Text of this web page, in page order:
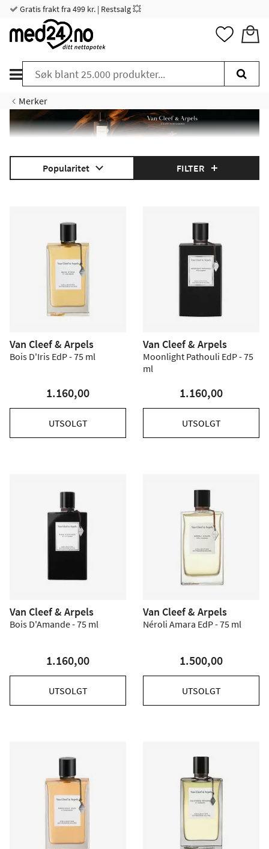
Gratis frakt fra 499 kr. | Restsalg 💥
Merker
Popularitet FILTER
Van Cleef & Arpels
Bois D'Iris EdP - 75 ml
1.160,00
UTSOLGT
Van Cleef & Arpels
Moonlight Pathouli EdP - 75
ml
1.160,00
UTSOLGT
Van Cleef & Arpels
Bois D'Amande - 75 ml
1.160,00
UTSOLGT
Van Cleef & Arpels
Néroli Amara EdP - 75 ml
1.500,00
UTSOLGT